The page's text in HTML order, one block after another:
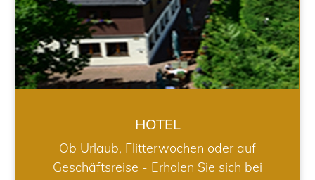
HOTEL
Ob Urlaub, Flitterwochen oder auf
Geschäftsreise - Erholen Sie sich bei